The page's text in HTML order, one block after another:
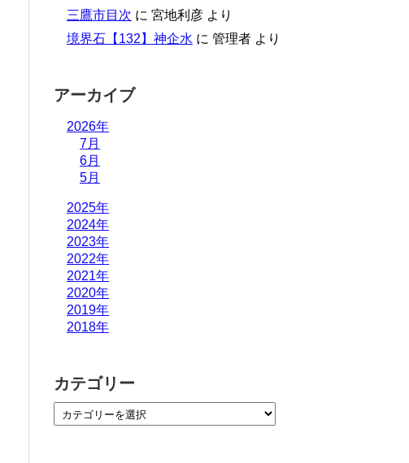
三鷹市目次 に 宮地利彦 より
境界石【132】神企水 に 管理者 より
アーカイブ
2026年
7月
6月
5月
2025年
2024年
2023年
2022年
2021年
2020年
2019年
2018年
カテゴリー